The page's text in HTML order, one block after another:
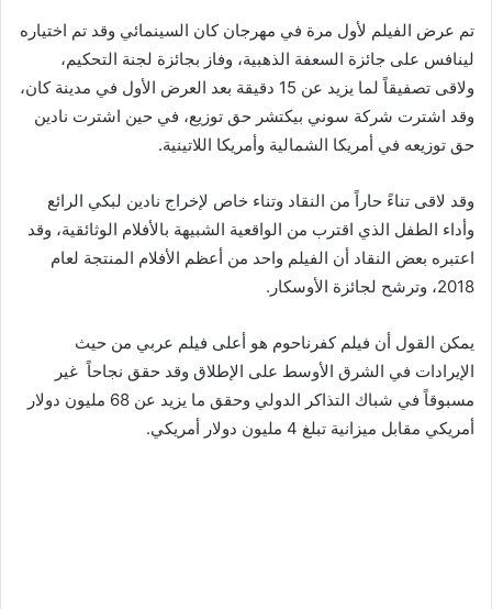
تم عرض الفيلم لأول مرة في مهرجان كان السينمائي وقد تم اختياره
لينافس على جائزة السعفة الذهبية، وفاز بجائزة لجنة التحكيم،
ولاقى تصفيقاً لما يزيد عن 15 دقيقة بعد العرض الأول في مدينة كان،
وقد اشترت شركة سوني بيكتشر حق توزيع، في حين اشترت نادين
حق توزيعه في أمريكا الشمالية وأمريكا اللاتينية.
وقد لاقى تناءً حاراً من النقاد وتناء خاص لإخراج نادين لبكي الرائع
وأداء الطفل الذي اقترب من الواقعية الشبيهة بالأفلام الوثائقية، وقد
اعتبره بعض النقاد أن الفيلم واحد من أعظم الأفلام المنتجة لعام
2018، وترشح لجائزة الأوسكار.
يمكن القول أن فيلم كفرناحوم هو أعلى فيلم عربي من حيث
الإيرادات في الشرق الأوسط على الإطلاق وقد حقق نجاحاً غير
مسبوقاً في شباك التذاكر الدولي وحقق ما يزيد عن 68 مليون دولار
أمريكي مقابل ميزانية تبلغ 4 مليون دولار أمريكي.